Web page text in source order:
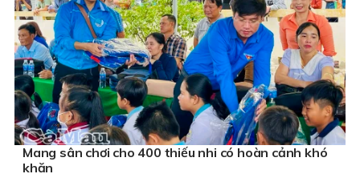
Mang sân chơi cho 400 thiếu nhi có hoàn cảnh khó
khăn